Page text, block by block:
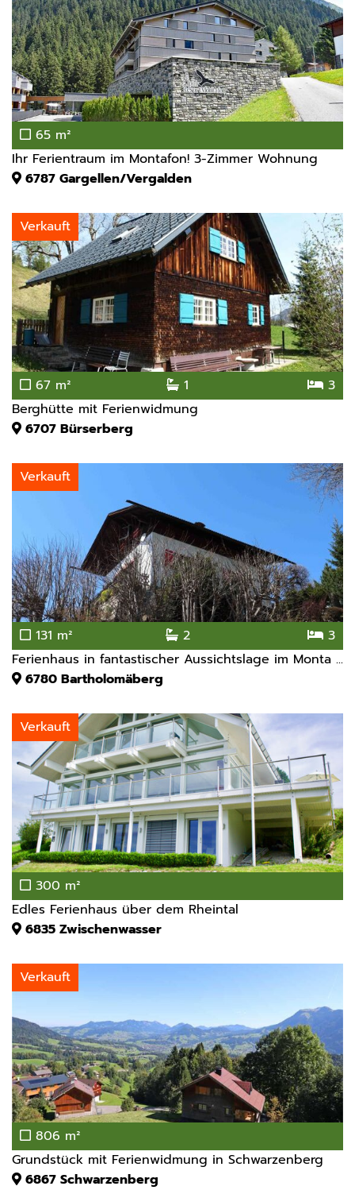
65 m²
Ihr Ferientraum im Montafon! 3-Zimmer Wohnung
6787 Gargellen/Vergalden
Verkauft
67 m² 1
3
Berghütte mit Ferienwidmung
6707 Bürserberg
Verkauft
131 m² 2
3
Ferienhaus in fantastischer Aussichtslage im Monta ...
6780 Bartholomäberg
Verkauft
300 m²
Edles Ferienhaus über dem Rheintal
6835 Zwischenwasser
Verkauft
806 m²
Grundstück mit Ferienwidmung in Schwarzenberg
6867 Schwarzenberg